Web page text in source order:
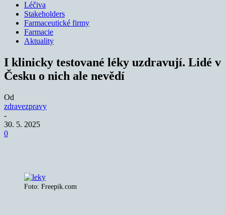
Léčiva
Stakeholders
Farmaceutické firmy
Farmacie
Aktuality
I klinicky testované léky uzdravují. Lidé v
Česku o nich ale nevědí
Od
zdravezpravy
-
30. 5. 2025
0
Foto: Freepik.com